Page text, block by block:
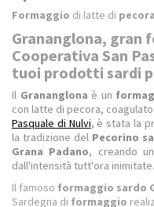
Formaggio di latte di pecora
Grananglona, gran
Cooperativa San
tuoi prodotti sardi
Il Grananglona è un
con latte di pecora,
Pasquale di Nulvi, è stata la
la tradizione del Pecorino
Grana Padano, creando un
dall'intensità tutt'ora inimitate.
Il famoso formaggio sardo
Sardegna di formaggio